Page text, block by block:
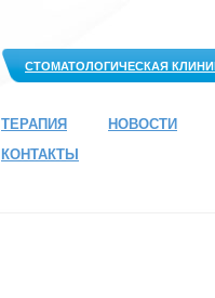
СТОМАТОЛОГИЧЕСКАЯ
ТЕРАПИЯ
НОВОСТИ
КОНТАКТЫ